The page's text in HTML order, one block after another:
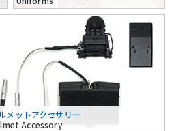
メットアクセサリー
Accessory